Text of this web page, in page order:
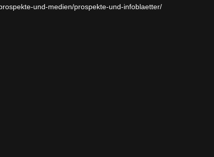
und-medien/prospekte-und-infoblaetter/